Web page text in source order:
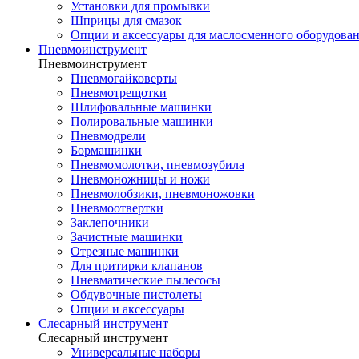
Установки для промывки
Шприцы для смазок
Опции и аксессуары для маслосменного
Пневмоинструмент
Пневмоинструмент
Пневмогайковерты
Пневмотрещотки
Шлифовальные машинки
Полировальные машинки
Пневмодрели
Бормашинки
Пневмомолотки, пневмозубила
Пневмоножницы и ножи
Пневмолобзики, пневмоножовки
Пневмоотвертки
Заклепочники
Зачистные машинки
Отрезные машинки
Для притирки клапанов
Пневматические пылесосы
Обдувочные пистолеты
Опции и аксессуары
Слесарный инструмент
Слесарный инструмент
Универсальные наборы